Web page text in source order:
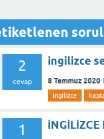
2
cevap
ingilizce
8 Temmuz 2020
ingilizce
1